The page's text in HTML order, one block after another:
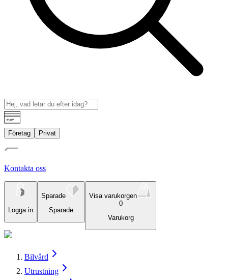
Företag Privat
Kontakta oss
Logga in
Sparade
Sparade
Visa varukorgen
0
Varukorg
Bilvård
Utrustning